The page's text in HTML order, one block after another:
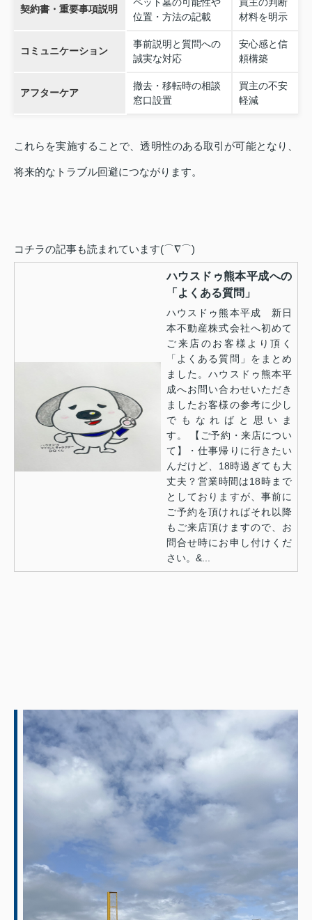
契約書・重要事項説明
位置・方法の記載
材料を明示
コミュニケーション
事前説明と質問への
誠実な対応
安心感と信
頼構築
アフターケア
撤去・移転時の相談
窓口設置
買主の不安
軽減
これらを実施することで、透明性のある取引が可能となり、
将来的なトラブル回避につながります。
コチラの記事も読まれています(⌒∇⌒)
ハウスドゥ熊本平成への
「よくある質問」
ハウスドゥ熊本平成 新日
本不動産株式会社へ初めて
ご来店のお客様より頂く
「よくある質問」をまとめ
ました。ハウスドゥ熊本平
成へお問い合わせいただき
ましたお客様の参考に少し
でもなればと思いま
す。 【ご予約・来店につい
て】・仕事帰りに行きたい
んだけど、18時過ぎても大
丈夫？営業時間は18時まで
としておりますが、事前に
ご予約を頂ければそれ以降
もご来店頂けますので、お
問合せ時にお申し付けくだ
さい。&...